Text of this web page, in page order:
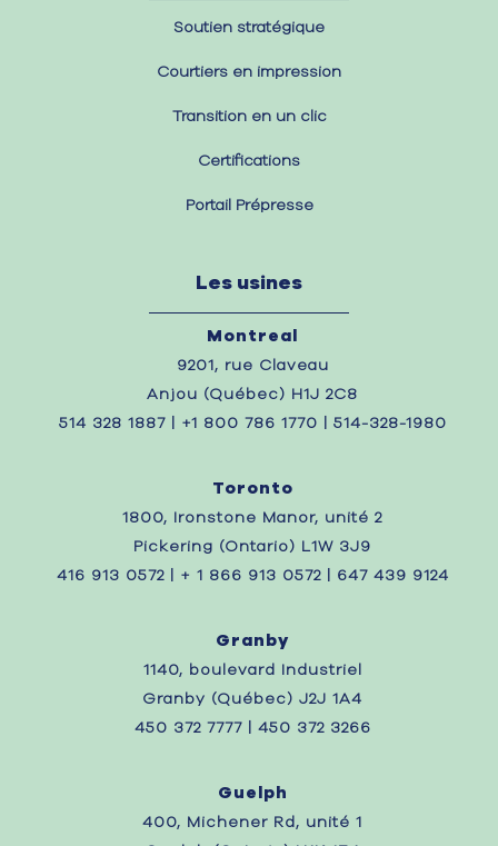
Soutien stratégique
Courtiers en impression
Transition en un clic
Certifications
Portail Prépresse
Les usines
Montreal
9201, rue Claveau
Anjou (Québec) H1J 2C8
514 328 1887 | +1 800 786 1770 | 514-328-1980
Toronto
1800, Ironstone Manor, unité 2
Pickering (Ontario) L1W 3J9
416 913 0572 | + 1 866 913 0572 | 647 439 9124
Granby
1140, boulevard Industriel
Granby (Québec) J2J 1A4
450 372 7777 | 450 372 3266
Guelph
400, Michener Rd, unité 1